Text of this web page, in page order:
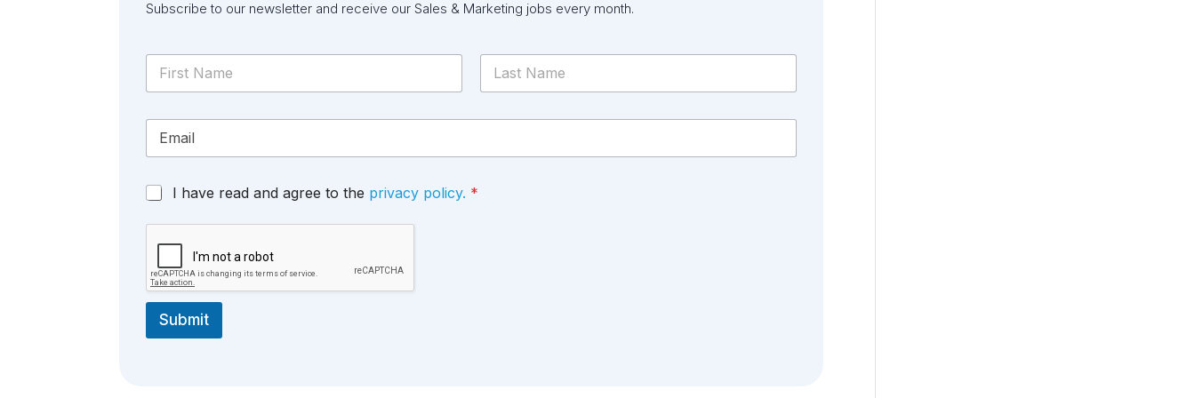
Subscribe to our newsletter and receive our Sales & Marketing jobs every month.
N
m
E
a
G
P
g
r
e
m
I have read and agree to the privacy policy. *
Submit